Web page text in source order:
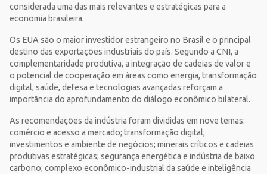
considerada uma das mais relevantes e estratégicas para a
economia brasileira.
Os EUA são o maior investidor estrangeiro no Brasil e o principal
destino das exportações industriais do país. Segundo a CNI, a
complementaridade produtiva, a integração de cadeias de valor e
o potencial de cooperação em áreas como energia, transformação
digital, saúde, defesa e tecnologias avançadas reforçam a
importância do aprofundamento do diálogo econômico bilateral.
As recomendações da indústria foram divididas em nove temas:
comércio e acesso a mercado; transformação digital;
investimentos e ambiente de negócios; minerais críticos e cadeias
produtivas estratégicas; segurança energética e indústria de baixo
carbono; complexo econômico-industrial da saúde e inteligência